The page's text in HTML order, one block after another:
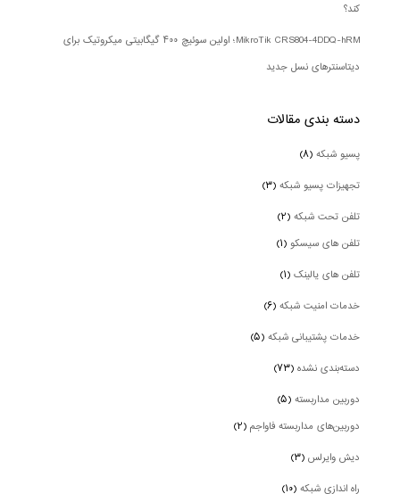
کند؟
MikroTik CRS804-4DDQ-hRM؛ اولین سوئیچ ۴۰۰ گیگابیتی میکروتیک برای
دیتاسنترهای نسل جدید
دسته بندی‌ مقالات
پسیو شبکه(۸)
تجهیزات پسیو شبکه(۳)
تلفن تحت شبکه(۲)
تلفن های سیسکو(۱)
تلفن های یالینک(۱)
خدمات امنیت شبکه(۶)
خدمات پشتیبانی شبکه(۵)
دسته‌بندی نشده(۷۳)
دوربین‌ مداربسته(۵)
دوربین‌های مداربسته فاواجم(۲)
دیش وایرلس(۳)
راه اندازی شبکه(۱۰)